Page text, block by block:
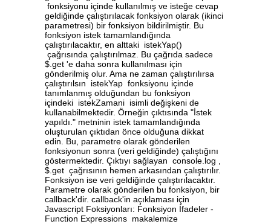
fonksiyonu içinde kullanılmış ve isteğe cevap
geldiğinde çalıştırılacak fonksiyon olarak (ikinci
parametresi) bir fonksiyon bildirilmiştir. Bu
fonksiyon istek tamamlandığında
çalıştırılacaktır, en alttaki istekYap()
çağrısında çalıştırılmaz. Bu çağrıda sadece
$.get 'e daha sonra kullanılması için
gönderilmiş olur. Ama ne zaman çalıştırılırsa
çalıştırılsın istekYap fonksiyonu içinde
tanımlanmış olduğundan bu fonksiyon
içindeki istekZamani isimli değişkeni de
kullanabilmektedir. Örneğin çıktısında "İstek
yapıldı." metninin istek tamamlandığında
oluşturulan çıktıdan önce olduğuna dikkat
edin. Bu, parametre olarak gönderilen
fonksiyonun sonra (veri geldiğinde) çalıştığını
göstermektedir. Çıktıyı sağlayan console.log ,
$.get çağrısının hemen arkasından çalıştırılır.
Fonksiyon ise veri geldiğinde çalıştırılacaktır.
Parametre olarak gönderilen bu fonksiyon, bir
callback'dir. callback'in açıklaması için
Javascript Foksiyonları: Fonksiyon İfadeler -
Function Expressions makalemize